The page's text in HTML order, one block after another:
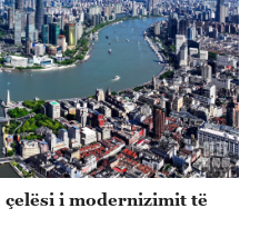
i modernizimit të